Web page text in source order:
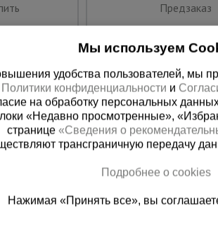
Предзаказ
(800) 200-25-90
Мы используем
удобства пользователей, мы
Политики конфиденциальности и
на обработку персональных
«Недавно просмотренные»,
странице «Сведения о
трансграничную передачу
Подробнее о cookies
Нажимая «Принять все», вы